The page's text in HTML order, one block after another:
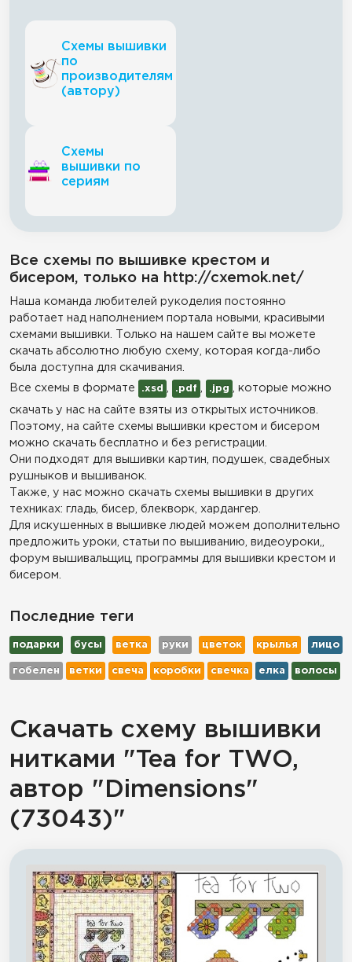
Схемы вышивки
по
производителям
(автору)
Схемы
вышивки по
сериям
Все схемы по вышивке крестом и
бисером, только на http://cxemok.net/
Наша команда любителей рукоделия постоянно
работает над наполнением портала новыми, красивыми
схемами вышивки. Только на нашем сайте вы можете
скачать абсолютно любую схему, которая когда-либо
была доступна для скачивания.
Все схемы в формате
.xsd .pdf .jpg , которые можно
скачать у нас на сайте взяты из открытых источников.
Поэтому, на сайте схемы вышивки крестом и бисером
можно скачать бесплатно и без регистрации.
Они подходят для вышивки картин, подушек, свадебных
рушныков и вышиванок.
Также, у нас можно скачать схемы вышивки в других
техниках: гладь, бисер, блекворк, хардангер.
Для искушенных в вышивке людей можем дополнительно
предложить уроки, статьи по вышиванию, видеоуроки,,
форум вышивальщиц, программы для вышивки крестом и
бисером.
Последние теги
подарки бусы ветка руки цветок крылья лицо
гобелен ветки свеча коробки свечка елка волосы
Скачать схему вышивки
нитками "Tea for TWO,
автор "Dimensions"
(73043)"